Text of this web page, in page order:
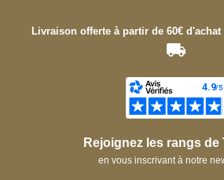
Livraison offerte à partir de 60€ d'achat
Rejoignez les rangs de
en vous inscrivant à notre